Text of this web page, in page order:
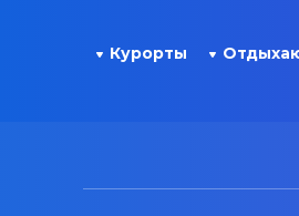
Курорты